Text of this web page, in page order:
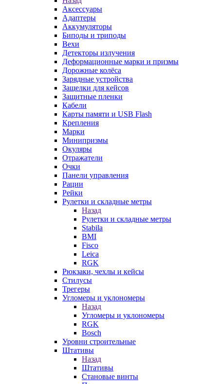
Аксессуары
Адаптеры
Аккумуляторы
Биподы и триподы
Вехи
Детекторы излучения
Деформационные марки и призмы
Дорожные колёса
Зарядные устройства
Защелки для кейсов
Защитные пленки
Кабели
Карты памяти и USB Flash
Крепления
Марки
Минипризмы
Окуляры
Отражатели
Очки
Панели управления
Рации
Рейки
Рулетки и складные метры
Назад
Рулетки и складные метры
Stabila
BMI
Fisco
Leica
RGK
Рюкзаки, чехлы и кейсы
Стилусы
Трегеры
Угломеры и уклономеры
Назад
Угломеры и уклономеры
RGK
Bosch
Уровни строительные
Штативы
Назад
Штативы
Становые винты